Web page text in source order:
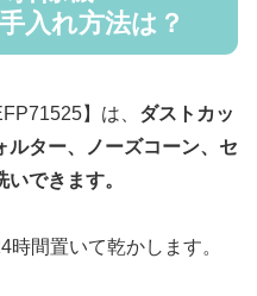
入れ方法は？
】は、 ダストカッ
ルター、ノーズコーン、セ
できます。
間置いて乾かします。